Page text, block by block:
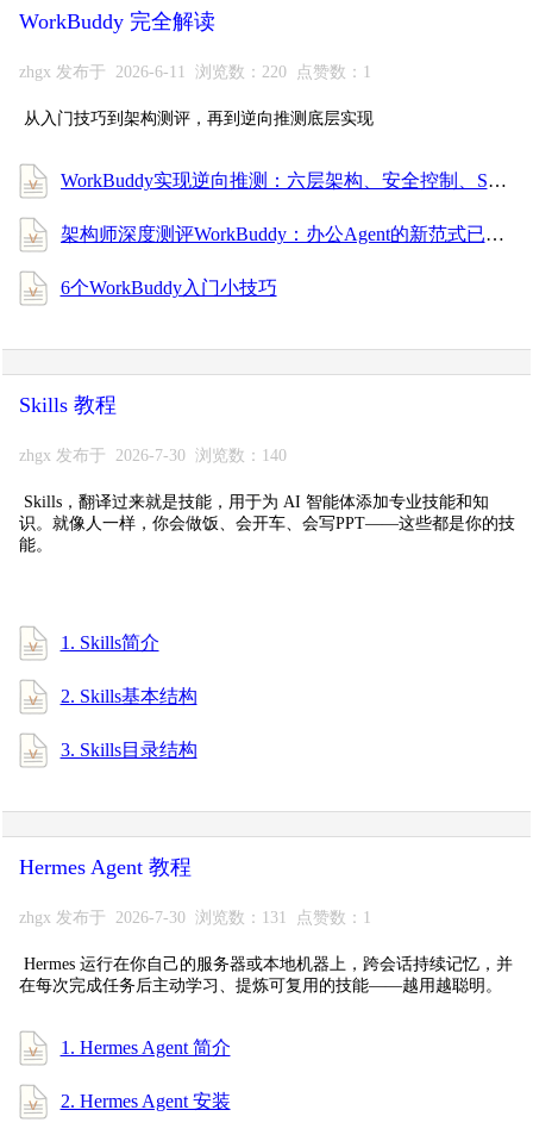
WorkBuddy 完全解读
zhgx 发布于 2026-6-11 浏览数：220 点赞数：1
从入门技巧到架构测评，再到逆向推测底层实现
WorkBuddy实现逆向推测：六层架构、安全控制、SubAgent通信、上下文记忆管理的一些细节
架构师深度测评WorkBuddy：办公Agent的新范式已来
6个WorkBuddy入门小技巧
Skills 教程
zhgx 发布于 2026-7-30 浏览数：140
Skills，翻译过来就是技能，用于为 AI 智能体添加专业技能和知
识。就像人一样，你会做饭、会开车、会写PPT——这些都是你的技
能。
1. Skills简介
2. Skills基本结构
3. Skills目录结构
Hermes Agent 教程
zhgx 发布于 2026-7-30 浏览数：131 点赞数：1
Hermes 运行在你自己的服务器或本地机器上，跨会话持续记忆，并
在每次完成任务后主动学习、提炼可复用的技能——越用越聪明。
1. Hermes Agent 简介
2. Hermes Agent 安装